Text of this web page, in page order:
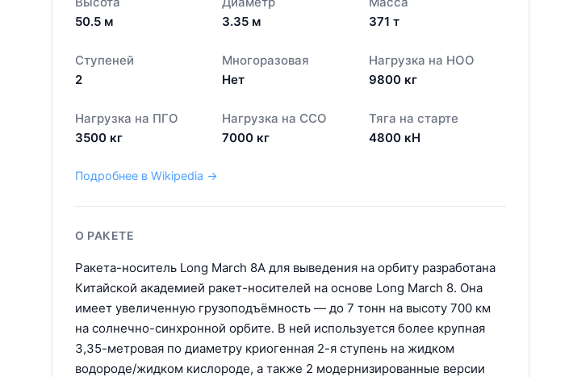
50.5 м
3.35 м
371 т
Ступеней
2
Многоразовая
Нет
Нагрузка на НОО
9800 кг
Нагрузка на ПГО
3500 кг
Нагрузка на ССО
7000 кг
Тяга на старте
4800 кН
Подробнее в Wikipedia →
О РАКЕТЕ
Ракета-носитель Long March 8A для выведения на орбиту разработана
Китайской академией ракет-носителей на основе Long March 8. Она
имеет увеличенную грузоподъёмность — до 7 тонн на высоту 700 км
на солнечно-синхронной орбите. В ней используется более крупная
3,35-метровая по диаметру криогенная 2-я ступень на жидком
водороде/жидком кислороде, а также 2 модернизированные версии